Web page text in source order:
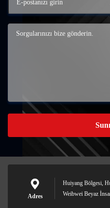
Adres
Huiyang Bölgesi,
Weibwei Beyaz